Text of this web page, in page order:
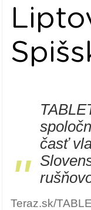
"
časť
Teraz.sk/